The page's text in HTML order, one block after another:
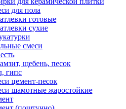
для пола
готовые
сухие
смеси
щебень, песок
гипс
цемент-песок
шамотные жаростойкие